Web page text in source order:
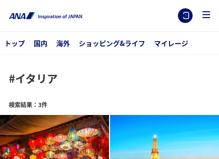
トップ 国内 海外 ショッピング&ライフ マイレージ
#イタリア
検索結果：3件